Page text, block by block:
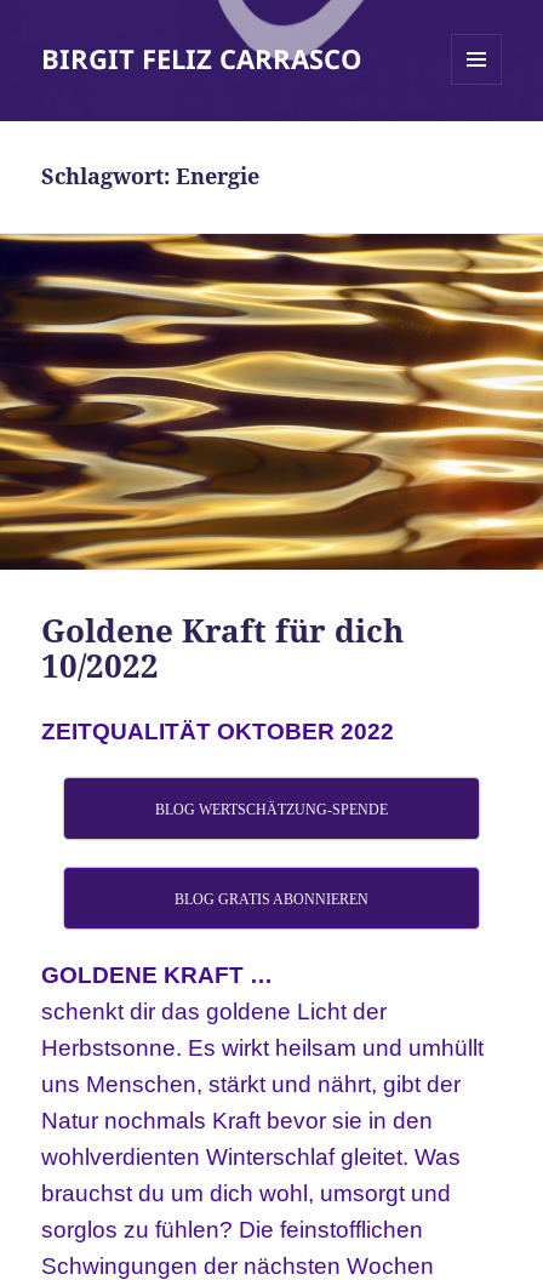
BIRGIT FELIZ CARRASCO
Schlagwort:Energie
Goldene Kraft für dich
10/2022
ZEITQUALITÄT OKTOBER 2022
BLOG WERTSCHÄTZUNG-SPENDE
BLOG GRATIS ABONNIEREN
GOLDENE KRAFT …
schenkt dir das goldene Licht der
Herbstsonne. Es wirkt heilsam und umhüllt
uns Menschen, stärkt und nährt, gibt der
Natur nochmals Kraft bevor sie in den
wohlverdienten Winterschlaf gleitet. Was
brauchst du um dich wohl, umsorgt und
sorglos zu fühlen? Die feinstofflichen
Schwingungen der nächsten Wochen